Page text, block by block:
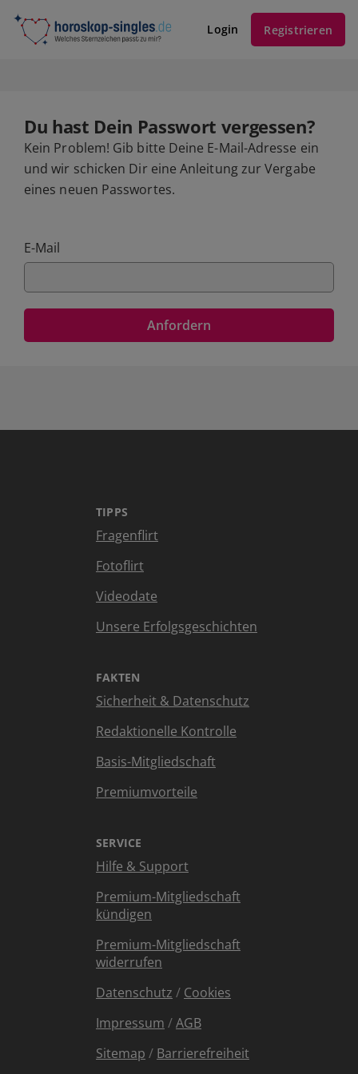
Login Registrieren
Du hast Dein Passwort vergessen?
Kein Problem! Gib bitte Deine E-Mail-Adresse ein
und wir schicken Dir eine Anleitung zur Vergabe
eines neuen Passwortes.
E-Mail
Anfordern
TIPPS
Fragenflirt
Fotoflirt
Videodate
Unsere Erfolgsgeschichten
FAKTEN
Sicherheit & Datenschutz
Redaktionelle Kontrolle
Basis-Mitgliedschaft
Premiumvorteile
SERVICE
Hilfe & Support
Premium-Mitgliedschaft
kündigen
Premium-Mitgliedschaft
widerrufen
Datenschutz / Cookies
Impressum /AGB
Sitemap / Barrierefreiheit